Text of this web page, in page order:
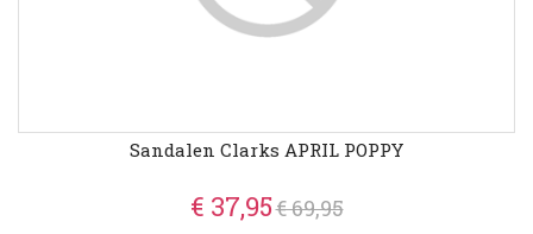
Sandalen Clarks APRIL POPPY
€ 37,95€ 69,95